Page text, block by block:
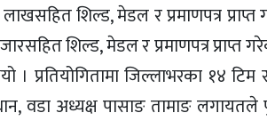
शिल्ड, मेडल र प्रमाणपत्र प्राप्त
शिल्ड, मेडल र प्रमाणपत्र प्राप्त
प्रतियोगितामा जिल्लाभरका १४ टिम
वडा अध्यक्ष पासाङ तामाङ